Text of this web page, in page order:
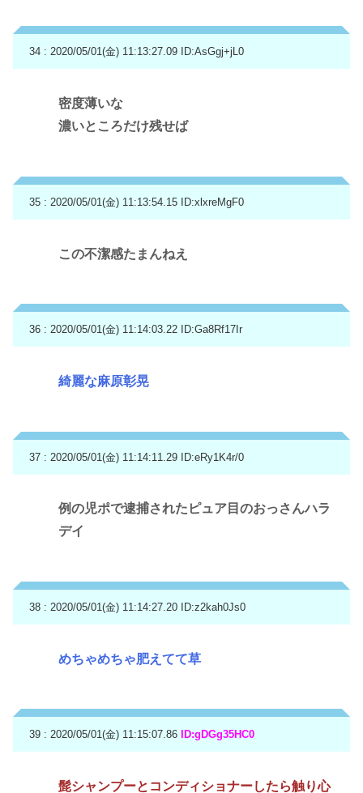
34 : 2020/05/01(金) 11:13:27.09 ID:AsGgj+jL0
密度薄いな
濃いところだけ残せば
35 : 2020/05/01(金) 11:13:54.15 ID:xlxreMgF0
この不潔感たまんねえ
36 : 2020/05/01(金) 11:14:03.22 ID:Ga8Rf17Ir
綺麗な麻原彰晃
37 : 2020/05/01(金) 11:14:11.29 ID:eRy1K4r/0
例の児ポで逮捕されたピュア目のおっさんハラ
デイ
38 : 2020/05/01(金) 11:14:27.20 ID:z2kah0Js0
めちゃめちゃ肥えてて草
39 : 2020/05/01(金) 11:15:07.86 ID:gDGg35HC0
髭シャンプーとコンディショナーしたら触り心